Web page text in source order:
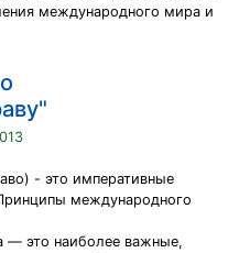
международного мира и
- это императивные
международного
— это наиболее важные,